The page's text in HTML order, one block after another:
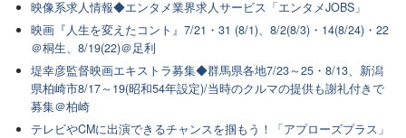
映像系求人情報◆エンタメ業界求人サービス「エンタメJOBS」
映画『人生を変えたコント』7/21・31 (8/1)、8/2(8/3)・14(8/24)・22
＠桐生、8/19(22)＠足利
堤幸彦監督映画エキストラ募集◆群馬県各地7/23～25・8/13、新潟
県柏崎市8/17～19(昭和54年設定)/当時のクルマの提供も謝礼付きで
募集＠柏崎
テレビやCMに出演できるチャンスを掴もう！「アプローズプラス」